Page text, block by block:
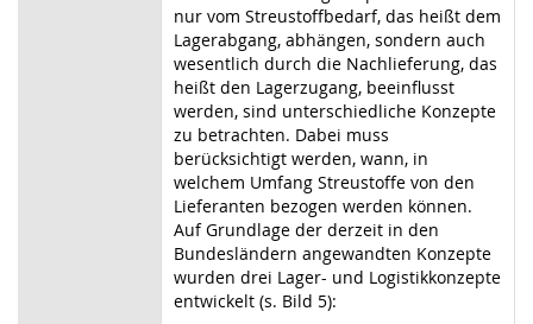
nur vom Streustoffbedarf, das heißt dem
Lagerabgang, abhängen, sondern auch
wesentlich durch die Nachlieferung, das
heißt den Lagerzugang, beeinflusst
werden, sind unterschiedliche Konzepte
zu betrachten. Dabei muss
berücksichtigt werden, wann, in
welchem Umfang Streustoffe von den
Lieferanten bezogen werden können.
Auf Grundlage der derzeit in den
Bundesländern angewandten Konzepte
wurden drei Lager- und Logistikkonzepte
entwickelt (s. Bild 5):